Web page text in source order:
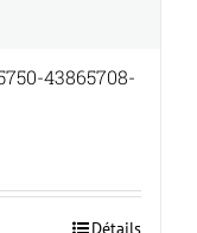
43865708-
Détails